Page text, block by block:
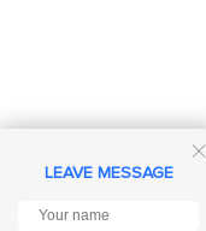

LEAVE MESSAGE